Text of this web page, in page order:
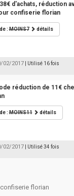
d'achats, réduction
confiserie florian
:MOINS7 détails
02/2017 | Utilisé 16 fois
réduction de 11€
:MOINS11 détails
02/2017 | Utilisé 34 fois
florian